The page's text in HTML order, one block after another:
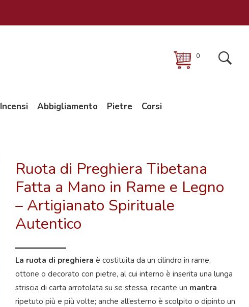
0
Incensi Abbigliamento Pietre Corsi
Ruota di Preghiera Tibetana
Fatta a Mano in Rame e Legno
– Artigianato Spirituale
Autentico
La ruota di preghiera è costituita da un cilindro in rame,
ottone o decorato con pietre, al cui interno è inserita una lunga
striscia di carta arrotolata su se stessa, recante un mantra
ripetuto più e più volte; anche all’esterno è scolpito o dipinto un